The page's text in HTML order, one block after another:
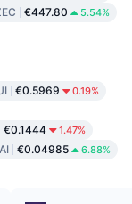
€447.80 5.54%
€0.5969 0.19%
€0.1444 1.47%
€0.04985 6.88%